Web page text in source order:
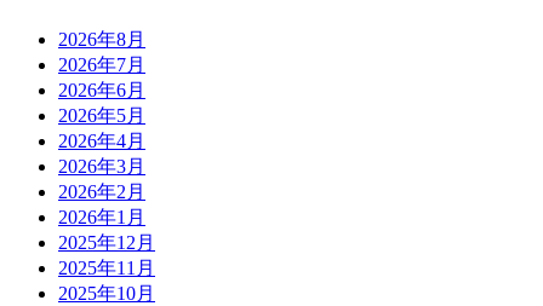
2026年8月
2026年7月
2026年6月
2026年5月
2026年4月
2026年3月
2026年2月
2026年1月
2025年12月
2025年11月
2025年10月